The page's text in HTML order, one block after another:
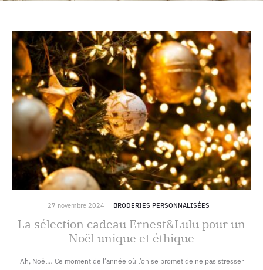
27 novembre 2024 BRODERIES PERSONNALISÉES
La sélection cadeau Ernest&Lulu pour un
Noël unique et éthique
Ah, Noël… Ce moment de l’année où l’on se promet de ne pas stresser